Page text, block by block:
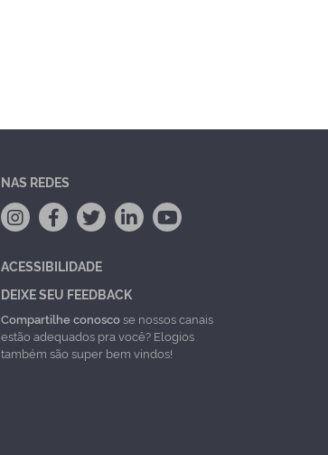
NAS REDES
ACESSIBILIDADE
DEIXE SEU FEEDBACK
Compartilhe conoscose nossos canais
estão adequados pra você? Elogios
também são super bem vindos!